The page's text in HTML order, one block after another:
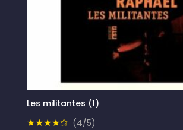
Les militantes (1)
★★★★✩ (4/5)